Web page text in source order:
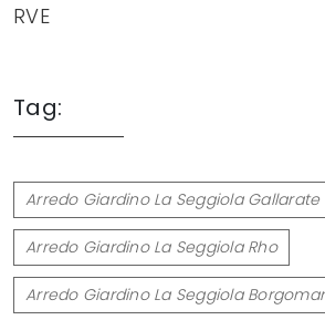
RVE
Tag:
Arredo Giardino La Seggiola Gallarate
Arredo Giardino La Seggiola Rho
Arredo Giardino La Seggiola